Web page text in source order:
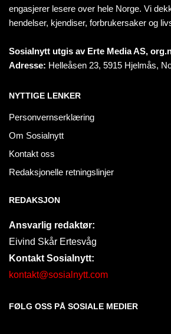
engasjerer lesere over hele Norge. Vi
hendelser, kjendiser, forbrukersaker og
Sosialnytt utgis av Erte Media AS,
Adresse: Helleåsen 23, 5915 Hjelmås,
NYTTIGE LENKER
Personvernserklæring
Om Sosialnytt
Kontakt oss
Redaksjonelle retningslinjer
REDAKSJON
Ansvarlig redaktør:
Eivind Skår Ertesvåg
Kontakt Sosialnytt:
kontakt@sosialnytt.com
FØLG OSS PÅ SOSIALE MEDIER​